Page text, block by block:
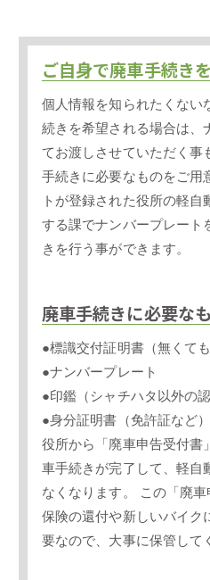
ご自身で廃車手続き
個人情報を知られたくない
続きを希望される場合は、
てお渡しさせていただく事
手続きに必要なものをご用
トが登録された役所の軽
する課でナンバープレート
きを行う事ができます。
廃車手続きに必要な
●標識交付証明書（無くて
●ナンバープレート
●印鑑（シャチハタ以外の認
●身分証明書（免許証など）
役所から「廃車申告受付書
車手続きが完了して、軽自
なくなります。 この「廃
保険の還付や新しいバイク
要なので、大事に保管して